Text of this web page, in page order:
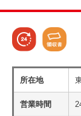
所在地
営業時間